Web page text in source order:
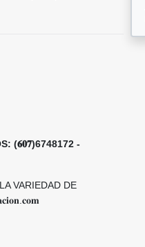
(𝟔𝟎𝟕)6748172 -
VARIEDAD DE